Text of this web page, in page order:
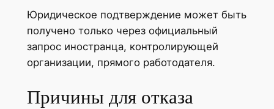
Юридическое подтверждение может быть
получено только через официальный
запрос иностранца, контролирующей
организации, прямого работодателя.
Причины для отказа